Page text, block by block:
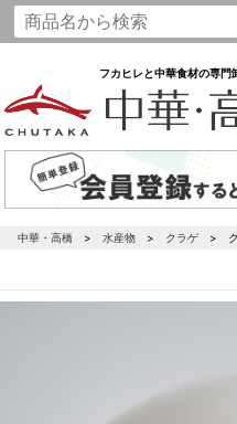
フカヒレと中華食材の専門
中華・高橋 水産物 クラゲ